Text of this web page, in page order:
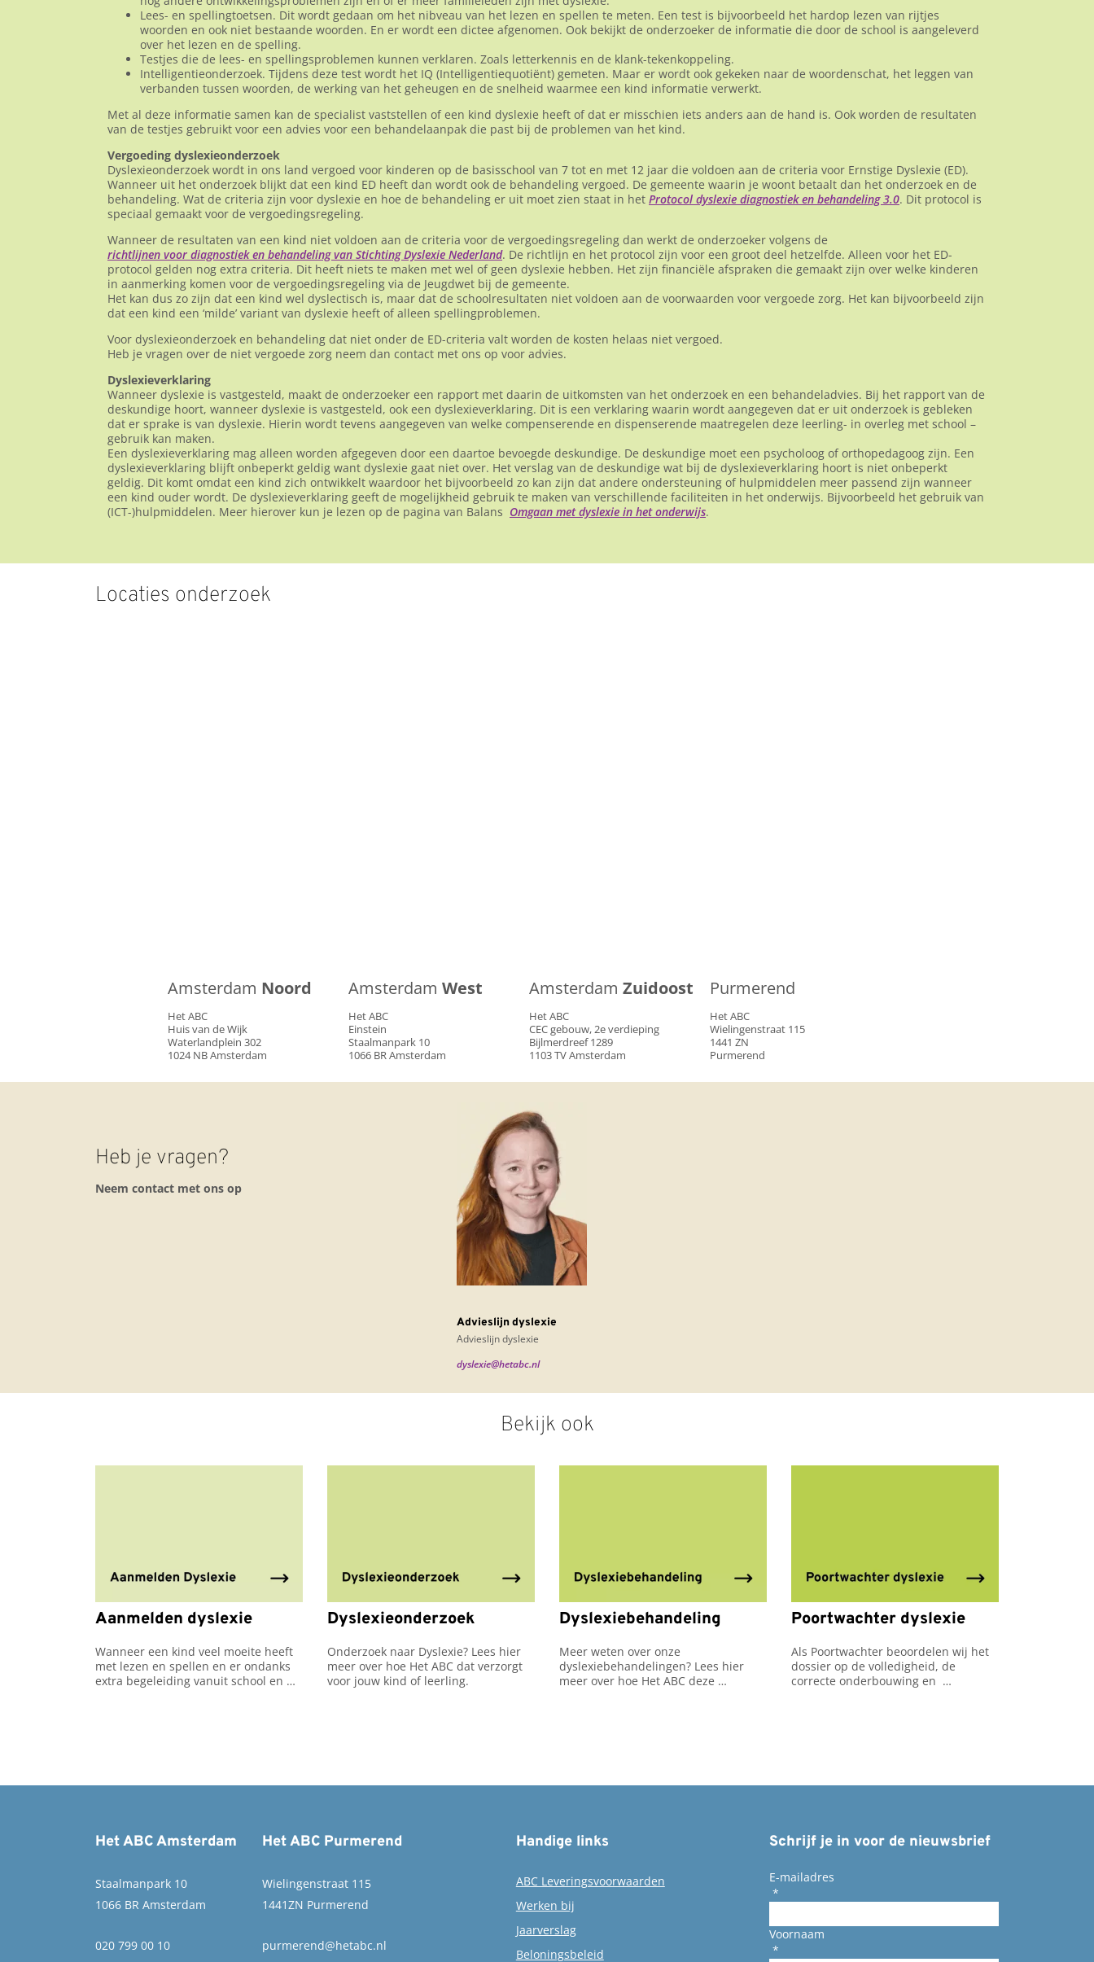
Lees- en spellingtoetsen. Dit wordt gedaan om het nibveau van het lezen en spellen te meten. Een test is bijvoorbeeld het hardop lezen van rijtjes
woorden en ook niet bestaande woorden. En er wordt een dictee afgenomen. Ook bekijkt de onderzoeker de informatie die door de school is aangeleverd
over het lezen en de spelling.
Testjes die de lees- en spellingsproblemen kunnen verklaren. Zoals letterkennis en de klank-tekenkoppeling.
Intelligentieonderzoek. Tijdens deze test wordt het IQ (Intelligentiequotiënt) gemeten. Maar er wordt ook gekeken naar de woordenschat, het leggen van
verbanden tussen woorden, de werking van het geheugen en de snelheid waarmee een kind informatie verwerkt.
Met al deze informatie samen kan de specialist vaststellen of een kind dyslexie heeft of dat er misschien iets anders aan de hand is. Ook worden de resultaten
van de testjes gebruikt voor een advies voor een behandelaanpak die past bij de problemen van het kind.
Vergoeding dyslexieonderzoek
Dyslexieonderzoek wordt in ons land vergoed voor kinderen op de basisschool van 7 tot en met 12 jaar die voldoen aan de criteria voor Ernstige Dyslexie (ED).
Wanneer uit het onderzoek blijkt dat een kind ED heeft dan wordt ook de behandeling vergoed. De gemeente waarin je woont betaalt dan het onderzoek en de
behandeling. Wat de criteria zijn voor dyslexie en hoe de behandeling er uit moet zien staat in het Protocol dyslexie diagnostiek en behandeling 3.0. Dit protocol is
speciaal gemaakt voor de vergoedingsregeling.
Wanneer de resultaten van een kind niet voldoen aan de criteria voor de vergoedingsregeling dan werkt de onderzoeker volgens de
richtlijnen voor diagnostiek en behandeling van Stichting Dyslexie Nederland. De richtlijn en het protocol zijn voor een groot deel hetzelfde. Alleen voor het ED-
protocol gelden nog extra criteria. Dit heeft niets te maken met wel of geen dyslexie hebben. Het zijn financiële afspraken die gemaakt zijn over welke kinderen
in aanmerking komen voor de vergoedingsregeling via de Jeugdwet bij de gemeente.
Het kan dus zo zijn dat een kind wel dyslectisch is, maar dat de schoolresultaten niet voldoen aan de voorwaarden voor vergoede zorg. Het kan bijvoorbeeld zijn
dat een kind een ‘milde’ variant van dyslexie heeft of alleen spellingproblemen.
Voor dyslexieonderzoek en behandeling dat niet onder de ED-criteria valt worden de kosten helaas niet vergoed.
Heb je vragen over de niet vergoede zorg neem dan contact met ons op voor advies.
Dyslexieverklaring
Wanneer dyslexie is vastgesteld, maakt de onderzoeker een rapport met daarin de uitkomsten van het onderzoek en een behandeladvies. Bij het rapport van de
deskundige hoort, wanneer dyslexie is vastgesteld, ook een dyslexieverklaring. Dit is een verklaring waarin wordt aangegeven dat er uit onderzoek is gebleken
dat er sprake is van dyslexie. Hierin wordt tevens aangegeven van welke compenserende en dispenserende maatregelen deze leerling- in overleg met school –
gebruik kan maken.
Een dyslexieverklaring mag alleen worden afgegeven door een daartoe bevoegde deskundige. De deskundige moet een psycholoog of orthopedagoog zijn. Een
dyslexieverklaring blijft onbeperkt geldig want dyslexie gaat niet over. Het verslag van de deskundige wat bij de dyslexieverklaring hoort is niet onbeperkt
geldig. Dit komt omdat een kind zich ontwikkelt waardoor het bijvoorbeeld zo kan zijn dat andere ondersteuning of hulpmiddelen meer passend zijn wanneer
een kind ouder wordt. De dyslexieverklaring geeft de mogelijkheid gebruik te maken van verschillende faciliteiten in het onderwijs. Bijvoorbeeld het gebruik van
(ICT-)hulpmiddelen. Meer hierover kun je lezen op de pagina van Balans Omgaan met dyslexie in het onderwijs.
Locaties onderzoek
Amsterdam Noord Amsterdam West Amsterdam Zuidoost Purmerend
Het ABC
Huis van de Wijk
Waterlandplein 302
1024 NB Amsterdam
Het ABC
Einstein
Staalmanpark 10
1066 BR Amsterdam
Het ABC
CEC gebouw, 2e verdieping
Bijlmerdreef 1289
1103 TV Amsterdam
Het ABC
Wielingenstraat 115
1441 ZN
Purmerend
Heb je vragen?
Neem contact met ons op
Advieslijn dyslexie
Advieslijn dyslexie
dyslexie@hetabc.nl
Bekijk ook
Aanmelden dyslexie
Wanneer een kind veel moeite heeft
met lezen en spellen en er ondanks
extra begeleiding vanuit school en
Dyslexieonderzoek
Onderzoek naar Dyslexie? Lees hier
meer over hoe Het ABC dat verzorgt
voor jouw kind of leerling.
Dyslexiebehandeling
Meer weten over onze
dyslexiebehandelingen? Lees hier
meer over hoe Het ABC deze
Poortwachter dyslexie
Als Poortwachter beoordelen wij het
dossier op de volledigheid, de
correcte onderbouwing en
Het ABC Amsterdam
Staalmanpark 10
1066 BR Amsterdam
020 799 00 10
Het ABC Purmerend
Wielingenstraat 115
1441ZN Purmerend
purmerend@hetabc.nl
Handige links
ABC Leveringsvoorwaarden
Werken bij
Jaarverslag
Beloningsbeleid
Schrijf je in voor de nieuwsbrief
E-mailadres
*
Voornaam
*